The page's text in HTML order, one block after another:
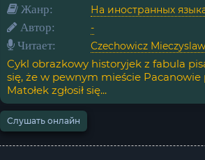
Жанр: На иностранных
Автор: -
Читает: Czechowicz Mieczyslaw
Cykl obrazkowy historyjek z fabula
się, że w pewnym mieście Pacanowie
Matołek zgłosił się...
Слушать онлайн